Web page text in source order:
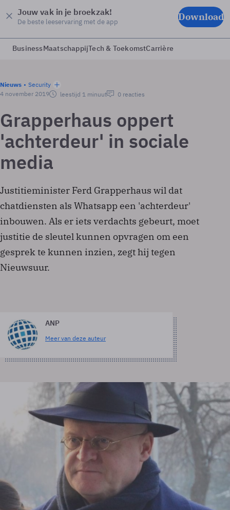
Jouw vak in je broekzak!
De beste leeservaring met de app Download
BusinessMaatschappijTech & ToekomstCarrière
Nieuws
Security
4 november 2019
leestijd 1 minuut 0 reacties
Grapperhaus oppert
'achterdeur' in sociale
media
Justitieminister Ferd Grapperhaus wil dat
chatdiensten als Whatsapp een 'achterdeur'
inbouwen. Als er iets verdachts gebeurt, moet
justitie de sleutel kunnen opvragen om een
gesprek te kunnen inzien, zegt hij tegen
Nieuwsuur.
ANP
Meer van deze auteur